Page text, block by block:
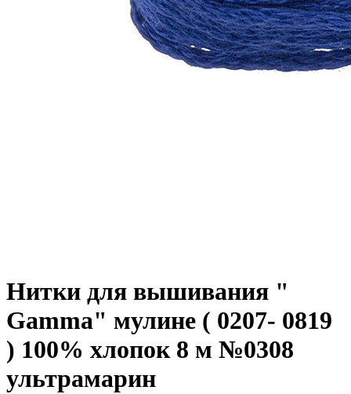
Нитки для вышивания "
Gamma" мулине ( 0207- 0819
) 100% хлопок 8 м №0308
ультрамарин